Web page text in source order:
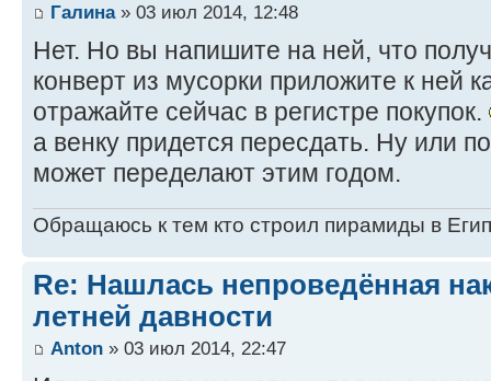
Галина» 03 июл 2014, 12:48
Нет. Но вы напишите на ней, что
конверт из мусорки приложите к ней
отражайте сейчас в регистре покупок.
а венку придется пересдать. Ну или
может переделают этим годом.
Обращаюсь к тем кто строил пирамиды в
Re: Нашлась непроведённая
летней давности
Anton » 03 июл 2014, 22:47